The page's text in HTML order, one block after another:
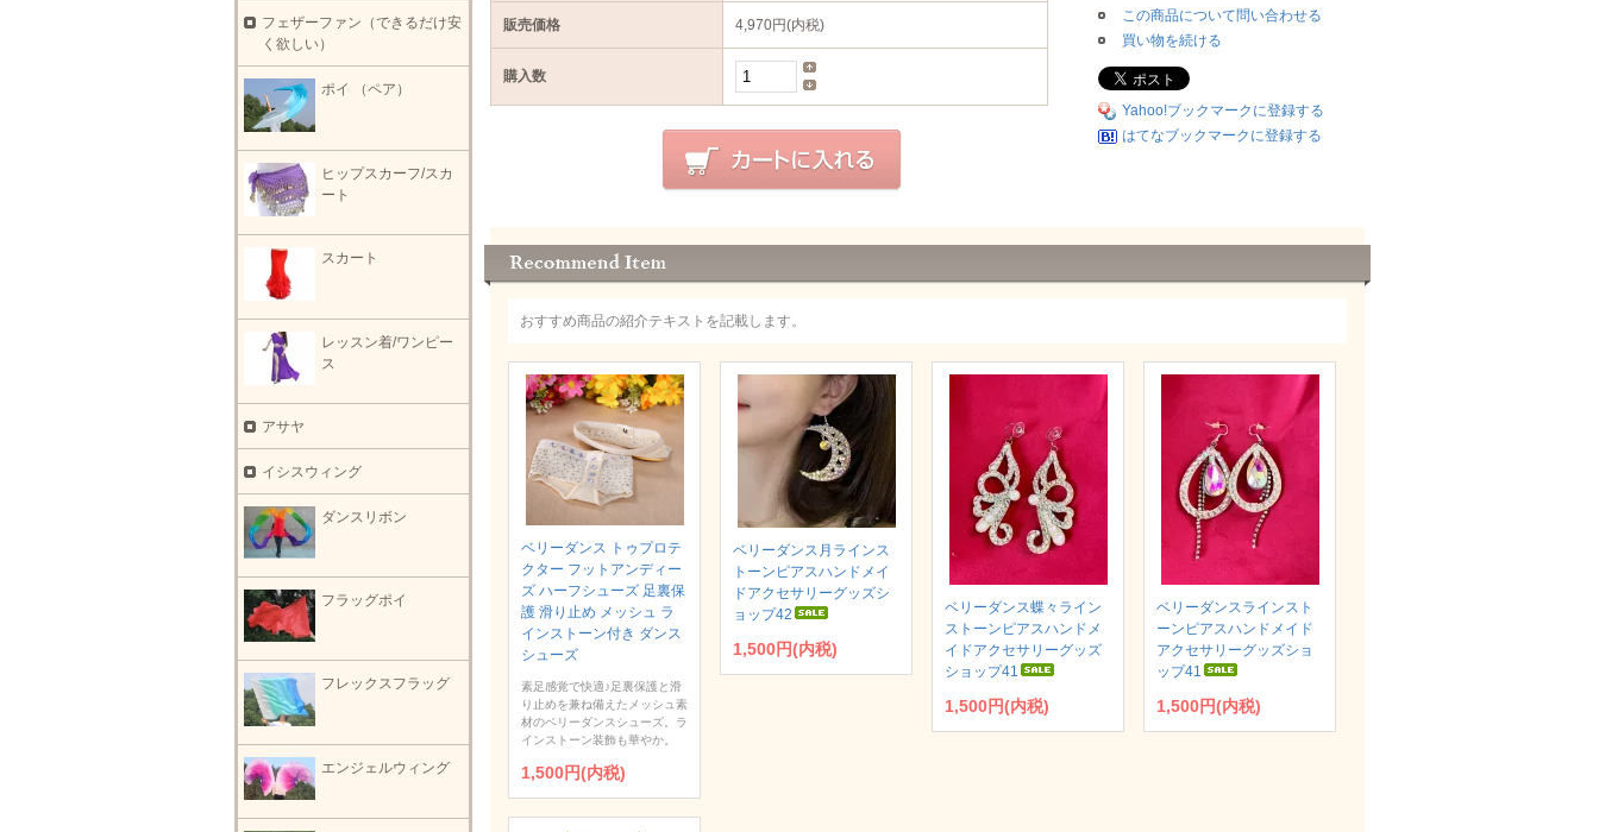
販売価格 4,970円(内税)
購入数
この商品について問い合わせる
買い物を続ける
Yahoo!ブックマークに登録する
はてなブックマークに登録する
おすすめ商品の紹介テキストを記載します。
ベリーダンス トゥプロテ
クター フットアンディー
ズ ハーフシューズ 足裏保
護 滑り止め メッシュ ラ
インストーン付き ダンス
シューズ
素足感覚で快適♪足裏保護と滑
り止めを兼ね備えたメッシュ素
材のベリーダンスシューズ。ラ
インストーン装飾も華やか。
1,500円(内税)
ベリーダンス月ラインス
トーンピアスハンドメイ
ドアクセサリーグッズシ
ョップ42
1,500円(内税)
ベリーダンス蝶々ライン
ストーンピアスハンドメ
イドアクセサリーグッズ
ショップ41
1,500円(内税)
ベリーダンスラインスト
ーンピアスハンドメイド
アクセサリーグッズショ
ップ41
1,500円(内税)
フェザーファン（できるだけ安
く欲しい）
ポイ （ペア）
ヒップスカーフ/スカ
ート
スカート
レッスン着/ワンピー
ス
アサヤ
イシスウィング
ダンスリボン
フラッグポイ
フレックスフラッグ
エンジェルウィング